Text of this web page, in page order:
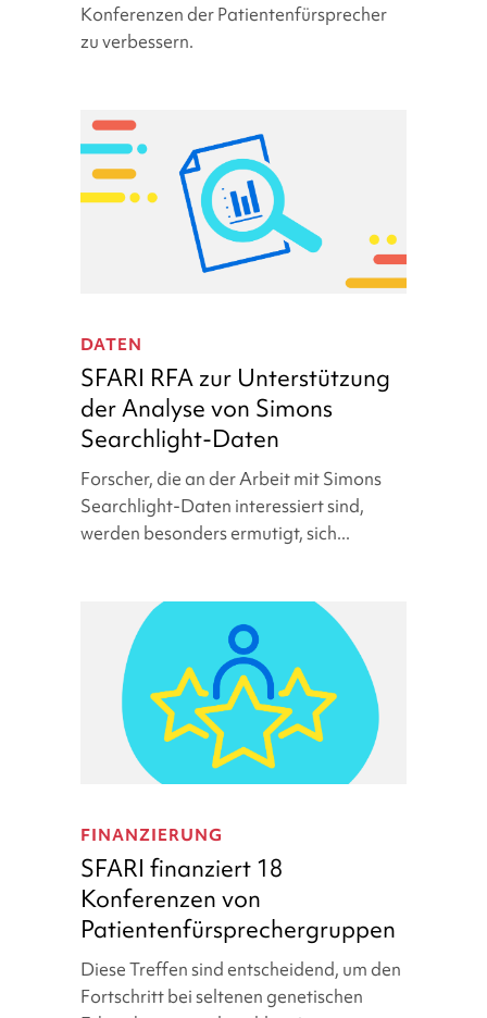
Konferenzen der Patientenfürsprecher
zu verbessern.
zur
Unterstützung
der
Analyse
Simons
Searchlight-
Daten
DATEN
SFARI RFA zur Unterstützung
der Analyse von Simons
Searchlight-Daten
Forscher, die an der Arbeit mit Simons
Searchlight-Daten interessiert sind,
werden besonders ermutigt, sich...
18
Konferenzen
von
Patientenfürsprechergruppen
FINANZIERUNG
SFARI finanziert 18
Konferenzen von
Patientenfürsprechergruppen
Diese Treffen sind entscheidend, um den
Fortschritt bei seltenen genetischen